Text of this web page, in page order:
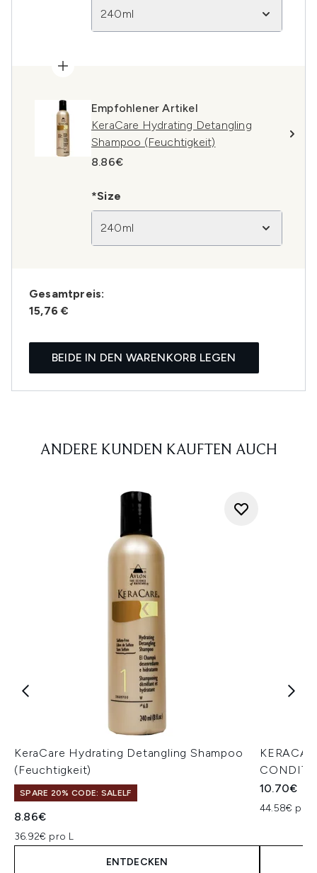
240ml
Empfohlener Artikel
KeraCare Hydrating Detangling
Shampoo (Feuchtigkeit)
8.86€
*Size
240ml
Gesamtpreis:
15,76 €
BEIDE IN DEN WARENKORB LEGEN
ANDERE KUNDEN KAUFTEN AUCH
KeraCare Hydrating Detangling Shampoo
(Feuchtigkeit)
SPARE 20% CODE: SALELF
8.86€
36.92€ pro L
ENTDECKEN
10.70€
44.58€ pro